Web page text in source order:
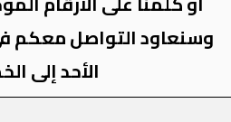
الأحد إلى